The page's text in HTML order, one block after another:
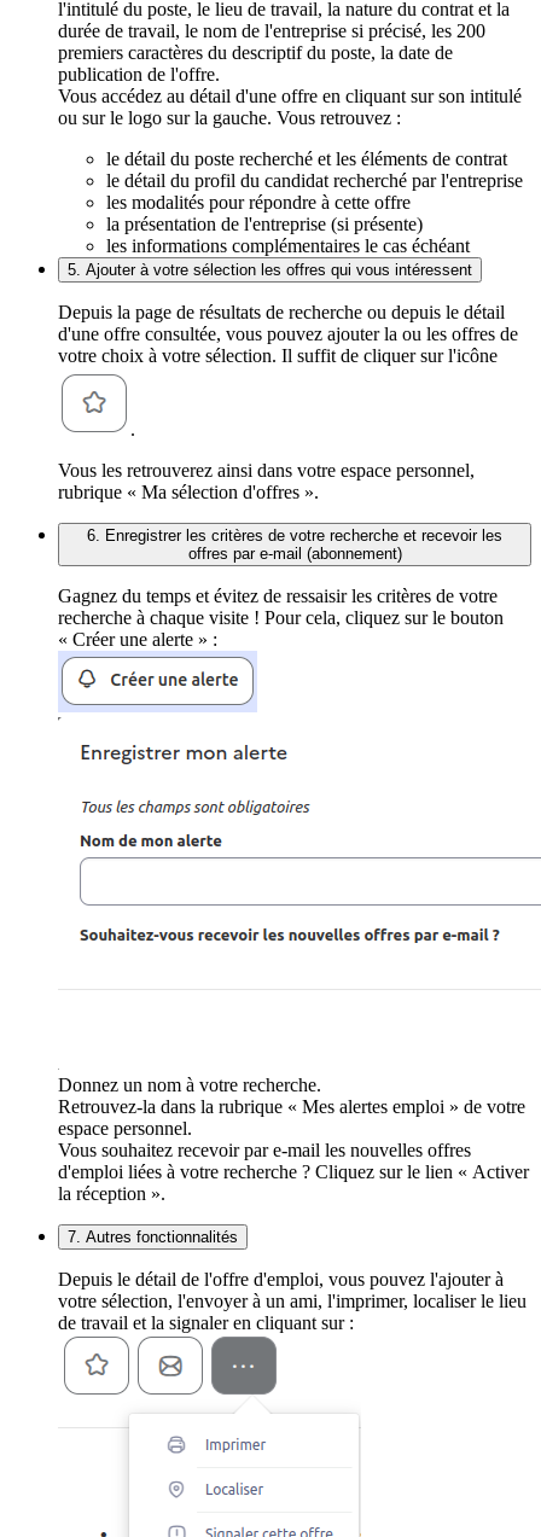
l'intitulé du poste, le lieu de travail, la nature du contrat et la
durée de travail, le nom de l'entreprise si précisé, les 200
premiers caractères du descriptif du poste, la date de
publication de l'offre.
Vous accédez au détail d'une offre en cliquant sur son intitulé
ou sur le logo sur la gauche. Vous retrouvez :
le détail du poste recherché et les éléments de contrat
le détail du profil du candidat recherché par l'entreprise
les modalités pour répondre à cette offre
la présentation de l'entreprise (si présente)
les informations complémentaires le cas échéant
5. Ajouter à votre sélection les offres qui vous intéressent
Depuis la page de résultats de recherche ou depuis le détail
d'une offre consultée, vous pouvez ajouter la ou les offres de
votre choix à votre sélection. Il suffit de cliquer sur l'icône
.
Vous les retrouverez ainsi dans votre espace personnel,
rubrique « Ma sélection d'offres ».
6. Enregistrer les critères de votre recherche et recevoir les
offres par e-mail (abonnement)
Gagnez du temps et évitez de ressaisir les critères de votre
recherche à chaque visite ! Pour cela, cliquez sur le bouton
« Créer une alerte » :
Donnez un nom à votre recherche.
Retrouvez-la dans la rubrique « Mes alertes emploi » de votre
espace personnel.
Vous souhaitez recevoir par e-mail les nouvelles offres
d'emploi liées à votre recherche ? Cliquez sur le lien « Activer
la réception ».
7. Autres fonctionnalités
Depuis le détail de l'offre d'emploi, vous pouvez l'ajouter à
votre sélection, l'envoyer à un ami, l'imprimer, localiser le lieu
de travail et la signaler en cliquant sur :